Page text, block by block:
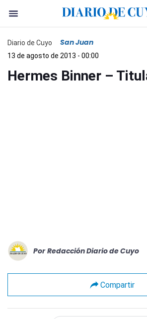
Diario de Cuyo San Juan
13 de agosto de 2013 - 00:00
Hermes Binner –
Por Redacción Diario de Cuyo
Compartir